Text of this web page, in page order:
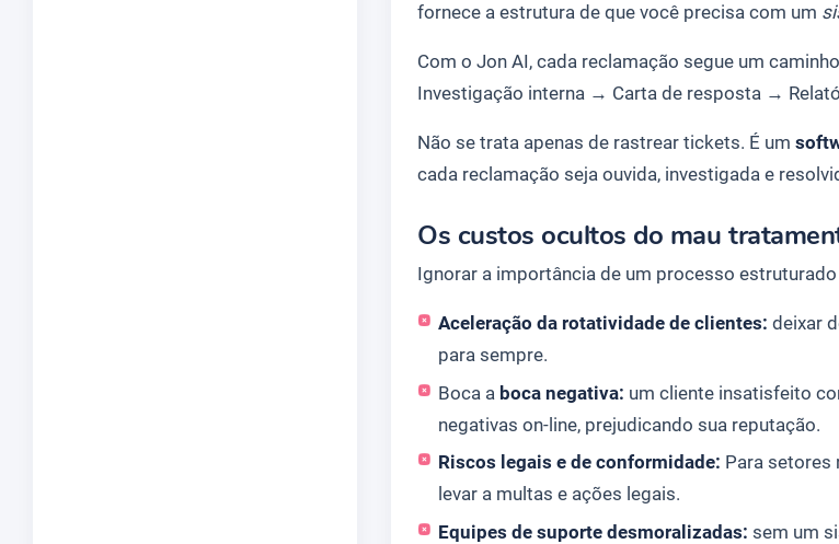
fornece a estrutura de que você precisa com um
Com o Jon AI, cada reclamação segue um
Investigação interna → Carta de resposta →
Não se trata apenas de rastrear tickets. É um
cada reclamação seja ouvida, investigada e
Os custos ocultos do mau
Ignorar a importância de um processo
Aceleração da rotatividade de clientes: deixar
para sempre.
Boca a boca negativa: um cliente insatisfeito
negativas on-line, prejudicando sua reputação.
Riscos legais e de conformidade: Para setores
levar a multas e ações legais.
Equipes de suporte desmoralizadas: sem um